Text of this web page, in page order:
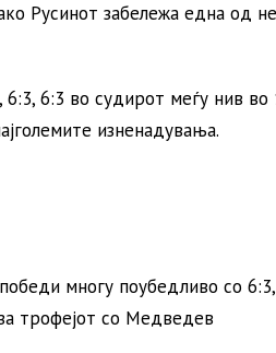
Русинот забележа една од
6:3, 6:3 во судирот меѓу нив
изненадувања.
многу поубедливо со 6:3,
трофејот со Медведев